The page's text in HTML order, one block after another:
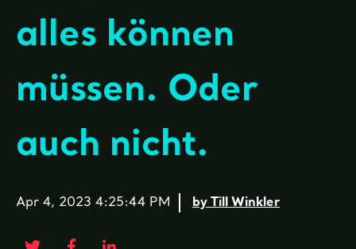
alles können
müssen. Oder
auch nicht.
Apr 4, 2023 4:25:44 PM by Till Winkler